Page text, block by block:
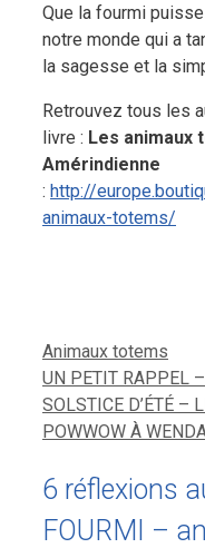
Que la fourmi
notre monde qui a
la sagesse et la
Retrouvez tous les
livre : Les animaux
Amérindienne
: http://
animaux-totems/
Catégories
Animaux totems
UN PETIT RAPPEL
SOLSTICE D’ÉTÉ –
POWWOW À
6 réflexions
FOURMI –